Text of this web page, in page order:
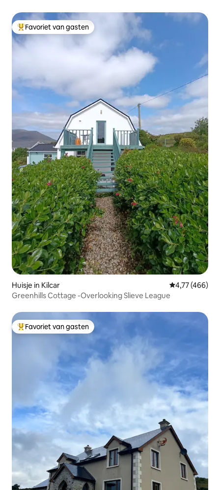
Topfavoriet van gasten
Favoriet van gasten
Huisje in Kilcar Gemiddelde
4,77 (466)
Greenhills Cottage -Overlooking Slieve League
Topfavoriet van gasten
Favoriet van gasten